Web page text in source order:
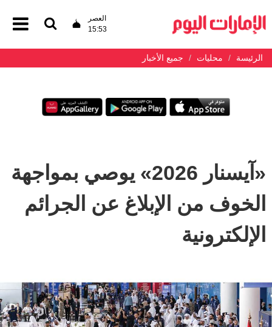
العصر
15:53
الرئيسة محليات جميع الأخبار
«آيسنار 2026» يوصي بمواجهة
الخوف من الإبلاغ عن الجرائم
الإلكترونية